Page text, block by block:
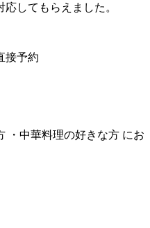
してもらえました。
接予約
・中華料理の好きな方 にお